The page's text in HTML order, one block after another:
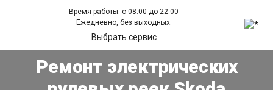
Время работы: с 08:00 до 22:00
Ежедневно, без выходных.
Выбрать сервис
Ремонт электрических